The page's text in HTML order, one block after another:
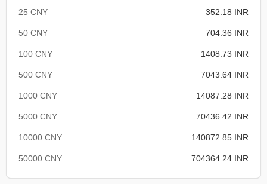
25 CNY 352.18 INR
50 CNY 704.36 INR
100 CNY 1408.73 INR
500 CNY 7043.64 INR
1000 CNY 14087.28 INR
5000 CNY 70436.42 INR
10000 CNY 140872.85 INR
50000 CNY 704364.24 INR